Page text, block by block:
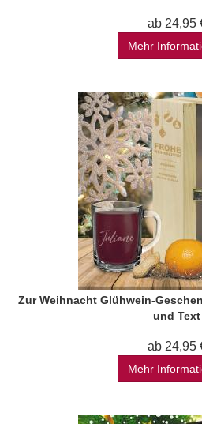
ab 24,95
Mehr
Zur Weihnacht Glühwein-
und Text
ab 24,95
Mehr